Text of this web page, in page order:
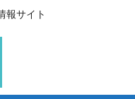
報サイト